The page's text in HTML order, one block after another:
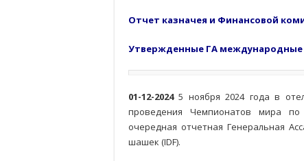
Отчет казначея и Финансовой
Утвержденные ГА международные
01-12-20245 ноября 2024 года в
проведения Чемпионатов мира
очередная отчетная Генеральная
шашек (IDF).